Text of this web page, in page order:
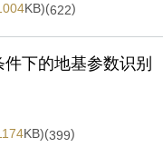
KB)(622)
下的地基参数识别
KB)(399)